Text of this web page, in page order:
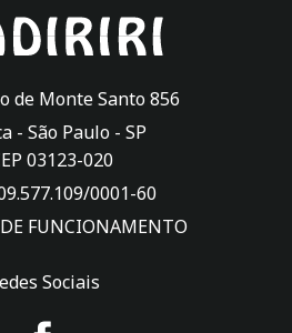
de Monte Santo 856
- São Paulo- SP
03123-020
0001-60
FUNCIONAMENTO
Sociais